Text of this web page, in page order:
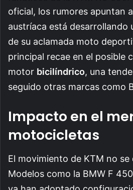
oficial, los rumores apuntan
austríaca está desarrollando
de su aclamada moto
principal recae en el posible
motor bicilíndrico, una
seguido otras marcas como
Impacto en el
motocicletas
El movimiento de KTM no se
Modelos como la BMW F